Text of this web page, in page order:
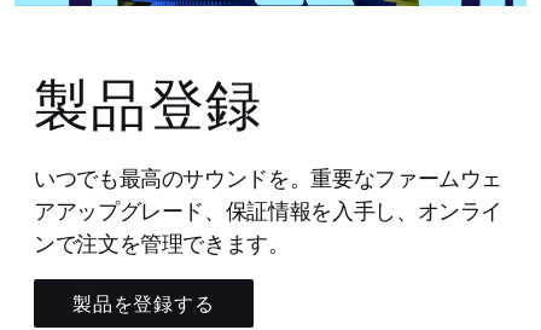
製品登録
いつでも最高のサウンドを。重要なファームウェ
アアップグレード、保証情報を入手し、オンライ
ンで注文を管理できます。
製品を登録する